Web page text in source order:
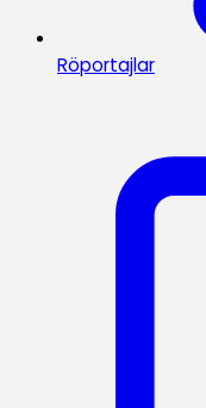
Röportajlar